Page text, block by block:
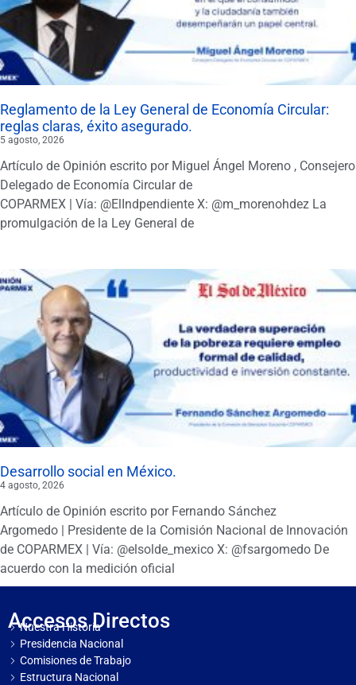
Reglamento de la Ley General de Economía Circular:
reglas claras, éxito asegurado.
5 agosto, 2026
Artículo de Opinión escrito por Miguel Ángel Moreno , Consejero
Delegado de Economía Circular de
COPARMEX | Vía: @ElIndpendiente X: @m_morenohdez La
promulgación de la Ley General de
Desarrollo social en México.
4 agosto, 2026
Artículo de Opinión escrito por Fernando Sánchez
Argomedo | Presidente de la Comisión Nacional de Innovación
de COPARMEX | Vía: @elsolde_mexico X: @fsargomedo De
acuerdo con la medición oficial
Accesos Directos
Nuestra Historia
Presidencia Nacional
Comisiones de Trabajo
Estructura Nacional